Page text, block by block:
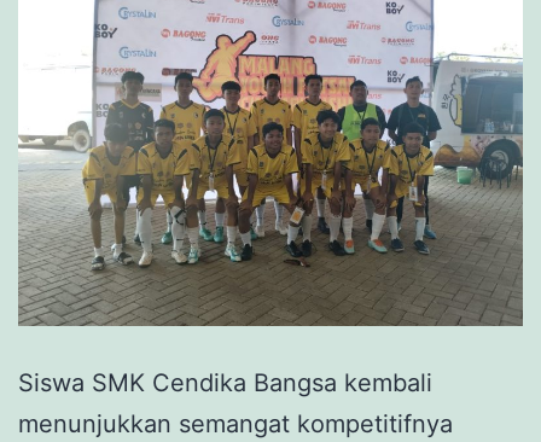
Siswa SMK Cendika Bangsa kembali
menunjukkan semangat kompetitifnya